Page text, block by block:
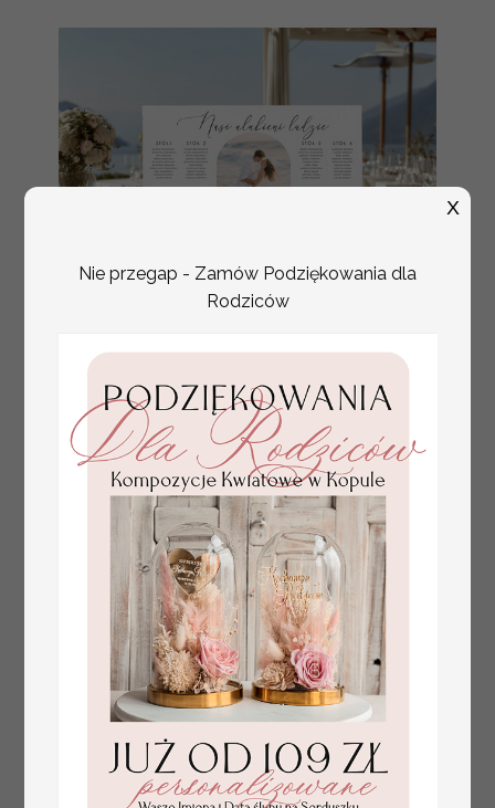
plan stołów
weselnych
usadzenie gości na
weselu, tablica
informacyjna dla
gości weselnych,
plan stołów na
weselu ze zdjęciem
Pary Młodej, plan
usadzenia gości
weselnych
100 PLN/125.00 PLN
Nie przegap - Zamów Podziękowania dla
Rodziców
X